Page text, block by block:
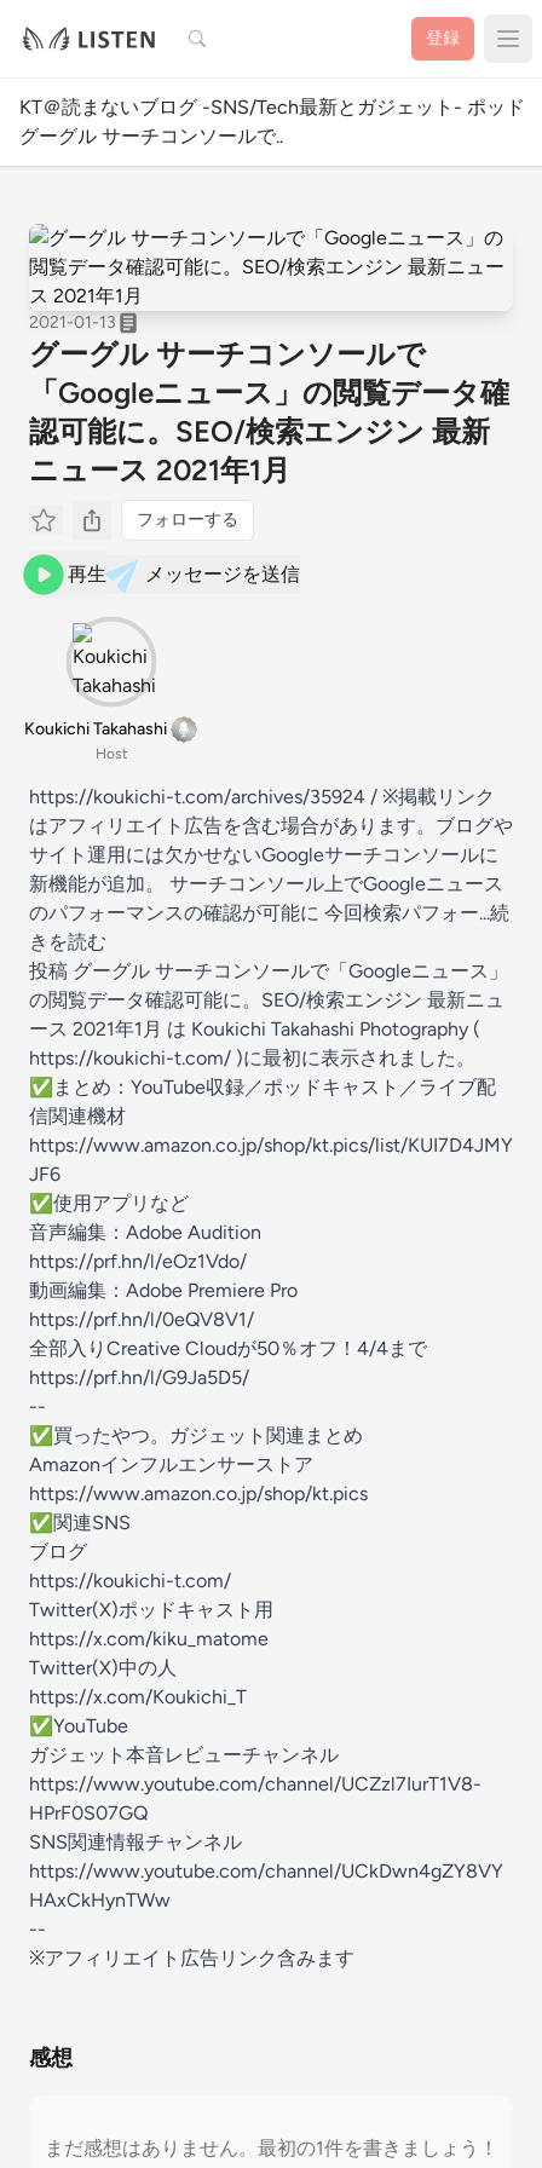
検索 登録
KT＠読まないブログ -SNS/Tech最新とガジェット- ポッド
グーグル サーチコンソールで..
2021-01-13
グーグル サーチコンソールで
「Googleニュース」の閲覧データ確
認可能に。SEO/検索エンジン 最新
ニュース 2021年1月
フォローする
再生 メッセージを送信
Koukichi Takahashi
Host
https://koukichi-t.com/archives/35924 / ※掲載リンク
はアフィリエイト広告を含む場合があります。ブログや
サイト運用には欠かせないGoogleサーチコンソールに
新機能が追加。 サーチコンソール上でGoogleニュース
のパフォーマンスの確認が可能に 今回検索パフォー...続
きを読む
投稿 グーグル サーチコンソールで「Googleニュース」
の閲覧データ確認可能に。SEO/検索エンジン 最新ニュ
ース 2021年1月 は Koukichi Takahashi Photography (
https://koukichi-t.com/ )に最初に表示されました。
✅️まとめ：YouTube収録／ポッドキャスト／ライブ配
信関連機材
https://www.amazon.co.jp/shop/kt.pics/list/KUI7D4JMY
JF6
✅️使用アプリなど
音声編集：Adobe Audition
https://prf.hn/l/eOz1Vdo/
動画編集：Adobe Premiere Pro
https://prf.hn/l/0eQV8V1/
全部入りCreative Cloudが50％オフ！4/4まで
https://prf.hn/l/G9Ja5D5/
--
✅️買ったやつ。ガジェット関連まとめ
Amazonインフルエンサーストア
⁠⁠https://www.amazon.co.jp/shop/kt.pics⁠⁠
✅️関連SNS
ブログ
⁠⁠https://koukichi-t.com/⁠⁠
Twitter(X)ポッドキャスト用
https://x.com/kiku_matome
Twitter(X)中の人
https://x.com/Koukichi_T
✅️YouTube
ガジェット本音レビューチャンネル
https://www.youtube.com/channel/UCZzl7IurT1V8-
HPrF0S07GQ
SNS関連情報チャンネル
https://www.youtube.com/channel/UCkDwn4gZY8VY
HAxCkHynTWw
--
※アフィリエイト広告リンク含みます⁠
感想
まだ感想はありません。最初の1件を書きましょう！